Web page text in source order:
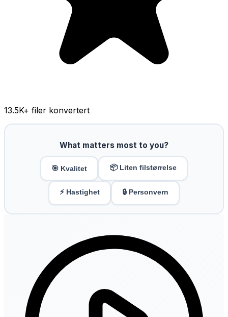
13.5K+ filer konvertert
What matters most to you?
🎯 Kvalitet 📦 Liten filstørrelse
⚡ Hastighet 🔒 Personvern